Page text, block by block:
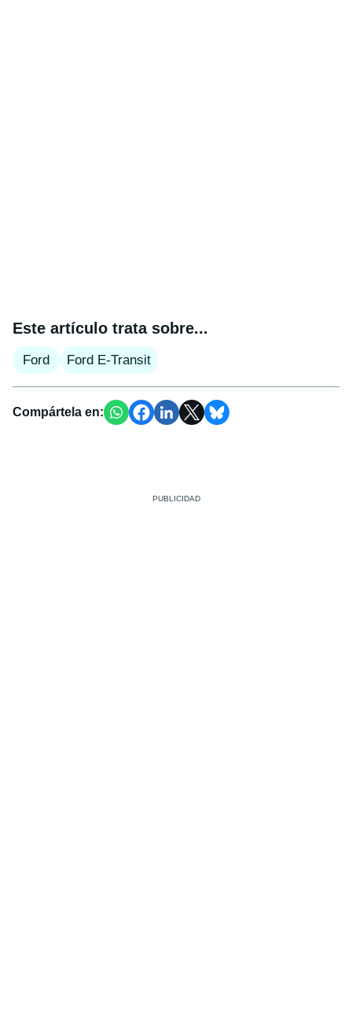
Este artículo trata sobre...
Ford Ford E-Transit
Compártela en: